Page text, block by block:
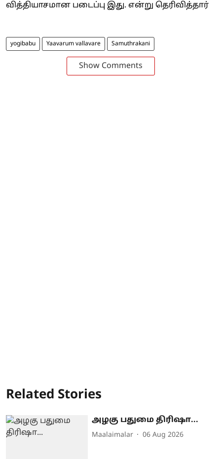
வித்தியாசமான படைப்பு இது. என்று தெரிவித்தார்
yogibabu Yaavarum vallavare Samuthrakani
Show Comments
Related Stories
அழகு பதுமை திரிஷா...
Maalaimalar 06 Aug 2026